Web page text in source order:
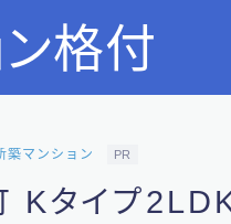
格付
ホー
築マンション PR
Kタイプ